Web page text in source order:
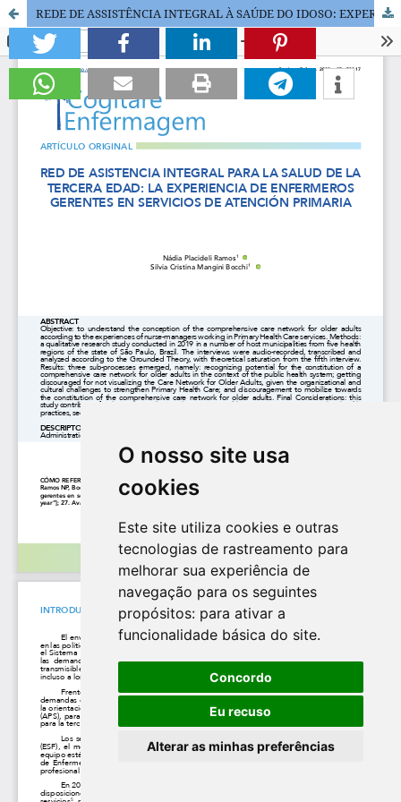
O nosso site usa
cookies
Este site utiliza cookies e outras
tecnologias de rastreamento para
melhorar sua experiência de
navegação para os seguintes
propósitos: para ativar a
funcionalidade básica do site.
Concordo
Eu recuso
Alterar as minhas preferências
REDE DE ASSISTÊNCIA INTEGRAL À SAÚDE DO IDOSO: EXPERIÊNCIA DE ENFERMEIROS GERENTES NA ATENÇÃO PRIMÁRIA